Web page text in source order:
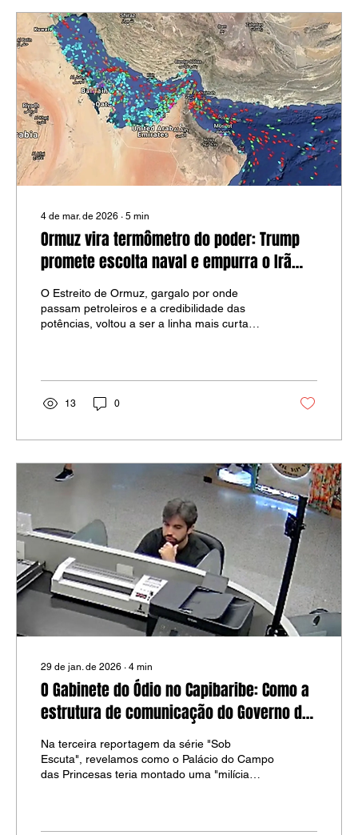
4 de mar. de 2026 ∙ 5 min
Ormuz vira termômetro do poder: Trump
promete escolta naval e empurra o Irã
para o canto
O Estreito de Ormuz, gargalo por onde
passam petroleiros e a credibilidade das
potências, voltou a ser a linha mais curta
apenas falando de segurança marítima. Está
rebatizando a crise como um teste de força e,
de quebra, tentando domesticar o preço da
13 0
29 de jan. de 2026 ∙ 4 min
O Gabinete do Ódio no Capibaribe: Como a
estrutura de comunicação do Governo de
Pernambuco virou arma de guerra
Na terceira reportagem da série "Sob
Escuta", revelamos como o Palácio do Campo
das Princesas teria montado uma "milícia